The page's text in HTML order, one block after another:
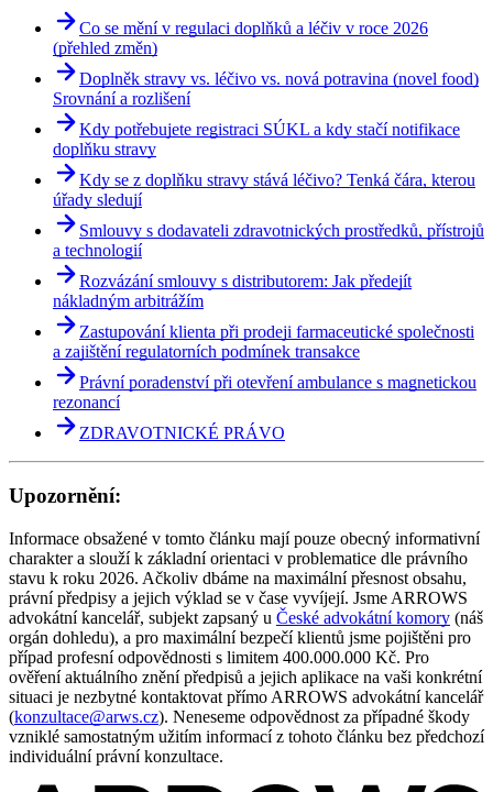
Co se mění v regulaci doplňků a léčiv v roce 2026
(přehled změn)
Doplněk stravy vs. léčivo vs. nová potravina (novel food)
Srovnání a rozlišení
Kdy potřebujete registraci SÚKL a kdy stačí notifikace
doplňku stravy
Kdy se z doplňku stravy stává léčivo? Tenká čára, kterou
úřady sledují
Smlouvy s dodavateli zdravotnických prostředků, přístrojů
a technologií
Rozvázání smlouvy s distributorem: Jak předejít
nákladným arbitrážím
Zastupování klienta při prodeji farmaceutické společnosti
a zajištění regulatorních podmínek transakce
Právní poradenství při otevření ambulance s magnetickou
rezonancí
ZDRAVOTNICKÉ PRÁVO
Upozornění:
Informace obsažené v tomto článku mají pouze obecný informativní
charakter a slouží k základní orientaci v problematice dle právního
stavu k roku 2026. Ačkoliv dbáme na maximální přesnost obsahu,
právní předpisy a jejich výklad se v čase vyvíjejí. Jsme ARROWS
advokátní kancelář, subjekt zapsaný u České advokátní komory (náš
orgán dohledu), a pro maximální bezpečí klientů jsme pojištěni pro
případ profesní odpovědnosti s limitem 400.000.000 Kč. Pro
ověření aktuálního znění předpisů a jejich aplikace na vaši konkrétní
situaci je nezbytné kontaktovat přímo ARROWS advokátní kancelář
(konzultace@arws.cz). Neneseme odpovědnost za případné škody
vzniklé samostatným užitím informací z tohoto článku bez předchozí
individuální právní konzultace.